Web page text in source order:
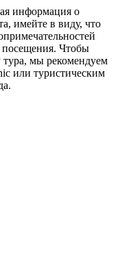
информация о
имейте в виду, что
посещения. Чтобы
мы рекомендуем
или туристическим